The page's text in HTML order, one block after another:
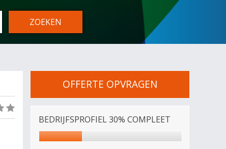
OFFERTE OPVRAGEN
BEDRIJFSPROFIEL 30% COMPLEET